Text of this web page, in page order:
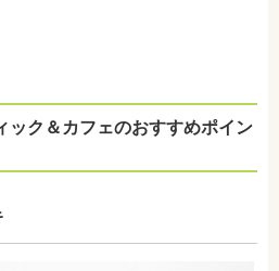
ック＆カフェのおすすめポイン